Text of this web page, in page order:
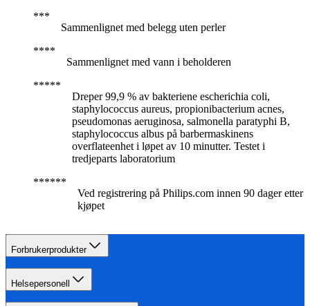
Sammenlignet med belegg uten perler
Sammenlignet med vann i beholderen
Dreper 99,9 % av bakteriene escherichia coli,
staphylococcus aureus, propionibacterium acnes,
pseudomonas aeruginosa, salmonella paratyphi B,
staphylococcus albus på barbermaskinens
overflateenhet i løpet av 10 minutter. Testet i
tredjeparts laboratorium
Ved registrering på Philips.com innen 90 dager etter
kjøpet
Forbrukerprodukter
Helsepersonell